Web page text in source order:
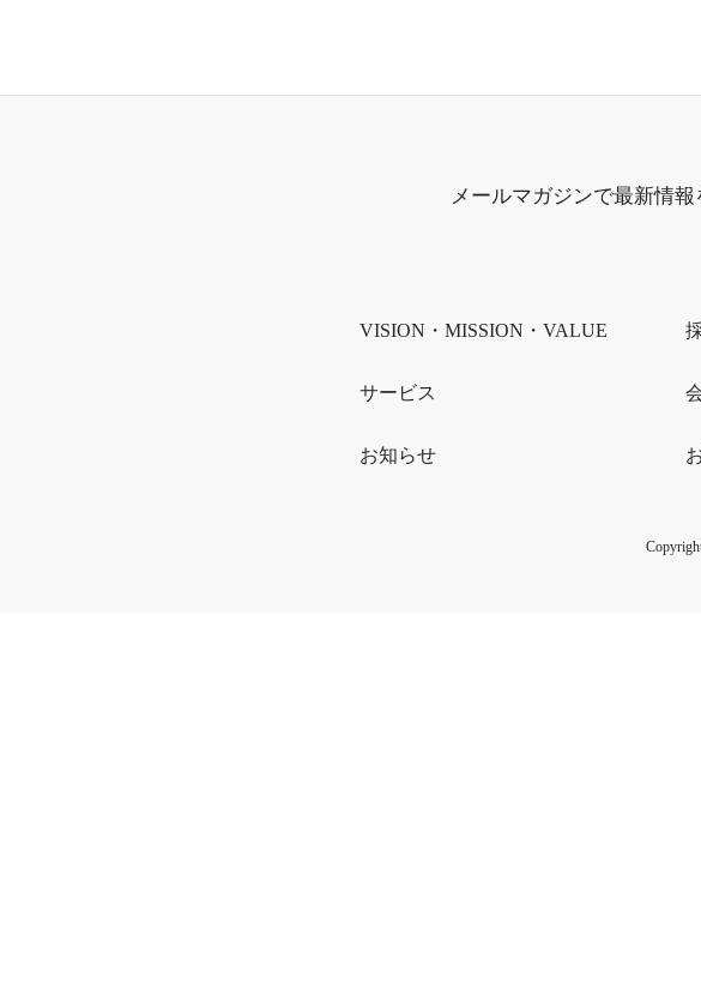
メールマガジンで最新情報
VISION・MISSION・VALUE
サービス
お知らせ